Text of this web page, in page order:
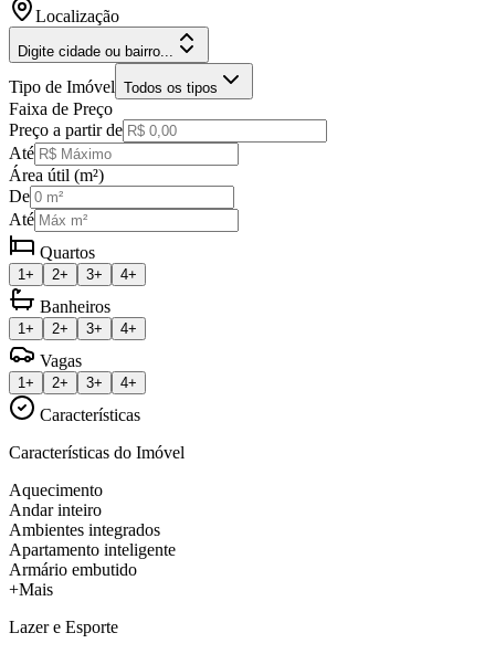
Localização
Digite cidade ou bairro...
Tipo de Imóvel Todos os tipos
Faixa de Preço
Preço a partir de
Até
Área útil (m²)
De
Até
Quartos
1+ 2+ 3+ 4+
Banheiros
1+ 2+ 3+ 4+
Vagas
1+ 2+ 3+ 4+
Características
Características do Imóvel
Aquecimento
Andar inteiro
Ambientes integrados
Apartamento inteligente
Armário embutido
+Mais
Lazer e Esporte